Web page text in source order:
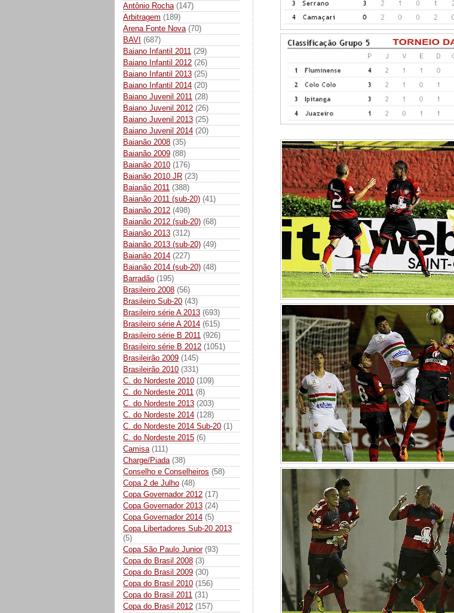
Antônio Rocha (147)
Arbitragem (189)
Arena Fonte Nova (70)
BAVI (687)
Baiano Infantil 2011 (29)
Baiano Infantil 2012 (26)
Baiano Infantil 2013 (25)
Baiano Infantil 2014 (20)
Baiano Juvenil 2011 (28)
Baiano Juvenil 2012 (26)
Baiano Juvenil 2013 (25)
Baiano Juvenil 2014 (20)
Baianão 2008 (35)
Baianão 2009 (88)
Baianão 2010 (176)
Baianão 2010 JR (23)
Baianão 2011 (388)
Baianão 2011 (sub-20) (41)
Baianão 2012 (498)
Baianão 2012 (sub-20) (68)
Baianão 2013 (312)
Baianão 2013 (sub-20) (49)
Baianão 2014 (227)
Baianão 2014 (sub-20) (48)
Barradão (195)
Brasileiro 2008 (56)
Brasileiro Sub-20 (43)
Brasileiro série A 2013 (693)
Brasileiro série A 2014 (615)
Brasileiro série B 2011 (926)
Brasileiro série B 2012 (1051)
Brasileirão 2009 (145)
Brasileirão 2010 (331)
C. do Nordeste 2010 (109)
C. do Nordeste 2011 (8)
C. do Nordeste 2013 (203)
C. do Nordeste 2014 (128)
C. do Nordeste 2014 Sub-20 (1)
C. do Nordeste 2015 (6)
Camisa (111)
Charge/Piada (38)
Conselho e Conselheiros (58)
Copa 2 de Julho (48)
Copa Governador 2012 (17)
Copa Governador 2013 (24)
Copa Governador 2014 (5)
Copa Libertadores Sub-20 2013
(5)
Copa São Paulo Junior (93)
Copa do Brasil 2008 (3)
Copa do Brasil 2009 (30)
Copa do Brasil 2010 (156)
Copa do Brasil 2011 (31)
Copa do Brasil 2012 (157)